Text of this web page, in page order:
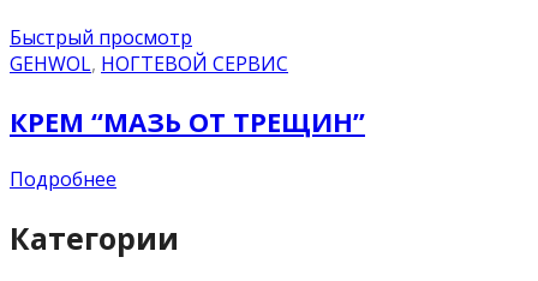
Быстрый просмотр
GEHWOL, НОГТЕВОЙ СЕРВИС
КРЕМ “МАЗЬ ОТ ТРЕЩИН”
Подробнее
Категории